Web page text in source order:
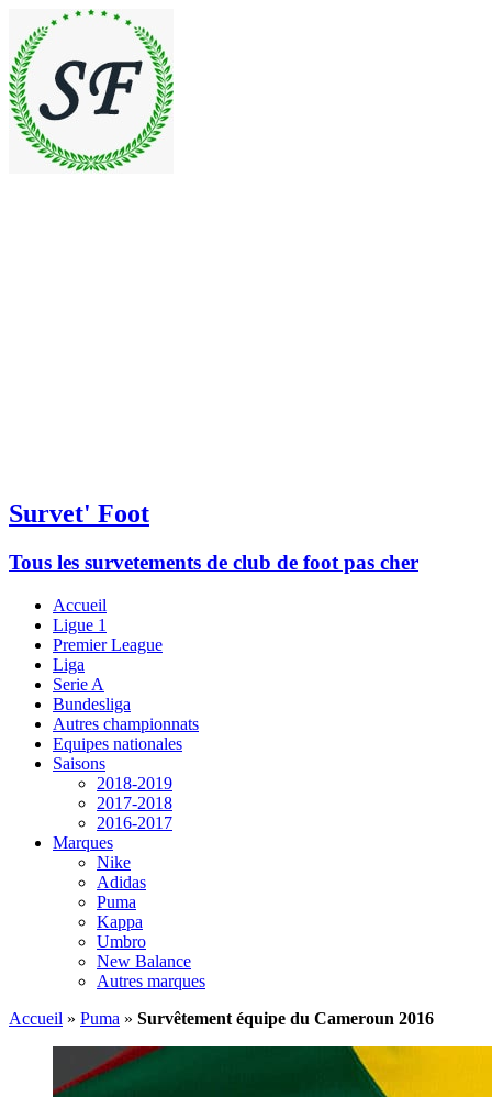
Survet' Foot
Tous les survetements de club de foot pas cher
Accueil
Ligue 1
Premier League
Liga
Serie A
Bundesliga
Autres championnats
Equipes nationales
Saisons
2018-2019
2017-2018
2016-2017
Marques
Nike
Adidas
Puma
Kappa
Umbro
New Balance
Autres marques
Accueil » Puma » Survêtement équipe du Cameroun 2016